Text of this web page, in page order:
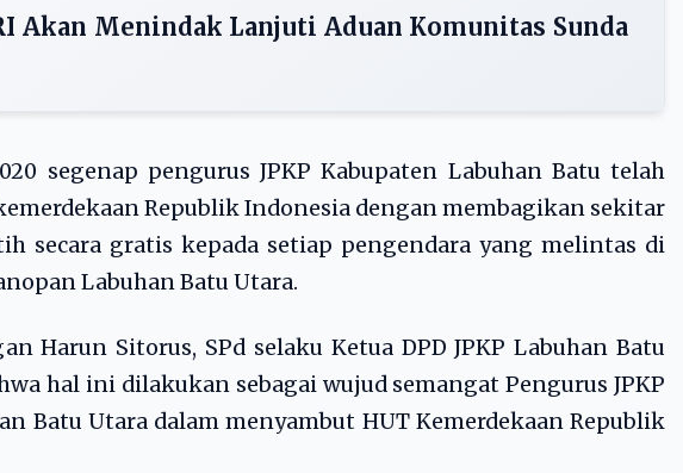
Akan Menindak Lanjuti Aduan Komunitas Sunda
segenap pengurus JPKP Kabupaten Labuhan Batu telah
Republik Indonesia dengan membagikan sekitar
secara gratis kepada setiap pengendara yang melintas di
Labuhan Batu Utara.
Harun Sitorus, SPd selaku Ketua DPD JPKP Labuhan Batu
hal ini dilakukan sebagai wujud semangat Pengurus JPKP
Batu Utara dalam menyambut HUT Kemerdekaan Republik